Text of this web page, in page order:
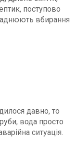
поступово
вбирання
давно, то
вода просто
ситуація.